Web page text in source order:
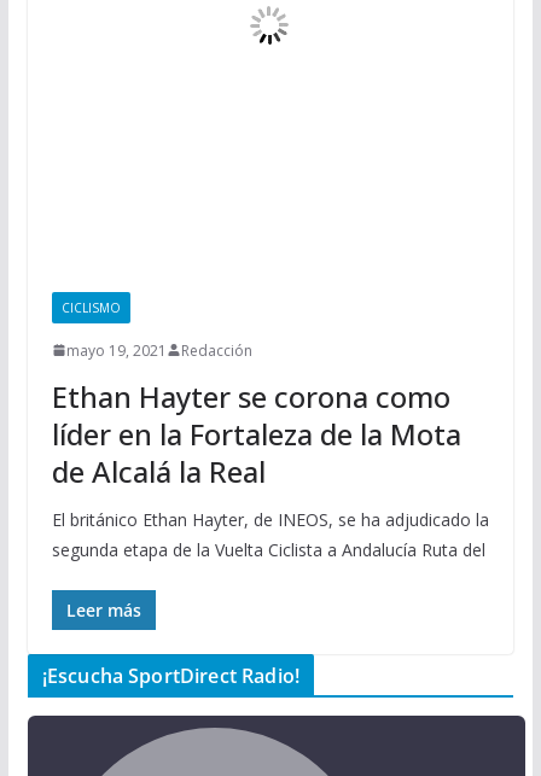
CICLISMO
mayo 19, 2021 Redacción
Ethan Hayter se corona como
líder en la Fortaleza de la Mota
de Alcalá la Real
El británico Ethan Hayter, de INEOS, se ha adjudicado la
segunda etapa de la Vuelta Ciclista a Andalucía Ruta del
Leer más
¡Escucha SportDirect Radio!